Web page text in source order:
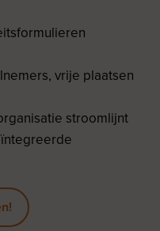
vrije plaatsen
stroomlijnt